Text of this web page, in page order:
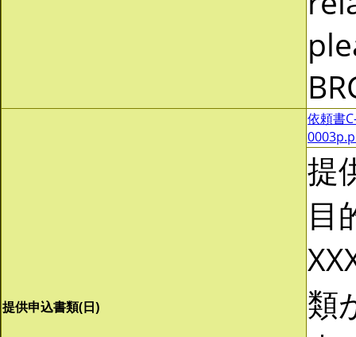
提供申込書類(日)
依頼書
提
目
類